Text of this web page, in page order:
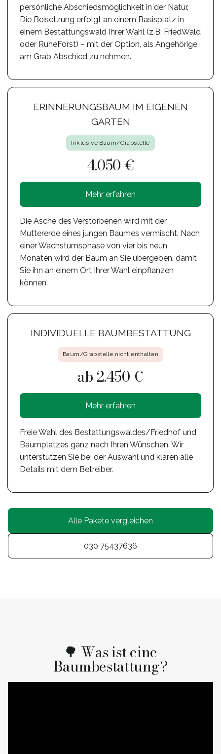
persönliche Abschiedsmöglichkeit in der Natur.
Die Beisetzung erfolgt an einem Basisplatz in
einem Bestattungswald Ihrer Wahl (z.B. FriedWald
oder RuheForst) – mit der Option, als Angehörige
am Grab Abschied zu nehmen.
ERINNERUNGSBAUM IM EIGENEN
GARTEN
Inklusive Baum/Grabstelle
4.050 €
Mehr erfahren
Die Asche des Verstorbenen wird mit der
Muttererde eines jungen Baumes vermischt. Nach
einer Wachstumsphase von vier bis neun
Monaten wird der Baum an Sie übergeben, damit
Sie ihn an einem Ort Ihrer Wahl einpflanzen
können.
INDIVIDUELLE BAUMBESTATTUNG
Baum/Grabstelle nicht enthalten
ab 2.450 €
Mehr erfahren
Freie Wahl des Bestattungswaldes/Friedhof und
Baumplatzes ganz nach Ihren Wünschen. Wir
unterstützen Sie bei der Auswahl und klären alle
Details mit dem Betreiber.
Alle Pakete vergleichen
030 75437636
🌳 Was ist eine
Baumbestattung?